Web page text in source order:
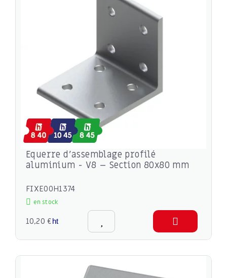
Equerre d’assemblage profilé
aluminium - V8 – Section 80x80 mm
FIXE00H1374
en stock
10,20 €ht